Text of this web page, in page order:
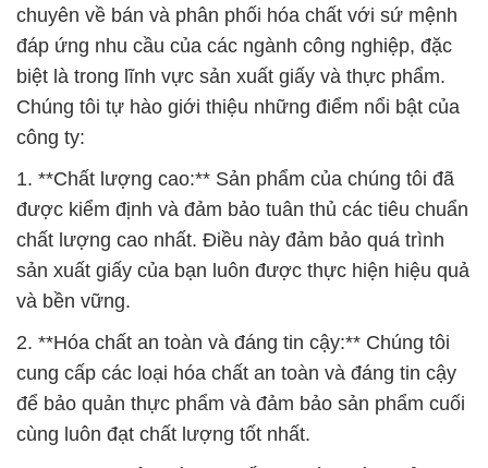
1. **Chất lượng cao:** Sản phẩm của chúng tôi đã
được kiểm định và đảm bảo tuân thủ các tiêu chuẩn
chất lượng cao nhất. Điều này đảm bảo quá trình
sản xuất giấy của bạn luôn được thực hiện hiệu quả
và bền vững.
2. **Hóa chất an toàn và đáng tin cậy:** Chúng tôi
cung cấp các loại hóa chất an toàn và đáng tin cậy
để bảo quản thực phẩm và đảm bảo sản phẩm cuối
cùng luôn đạt chất lượng tốt nhất.
3. **Kinh nghiệm và cam kết:** Khách hàng của
chúng tôi có thể hoàn toàn tin tưởng vào sự kinh
nghiệm và cam kết mạnh mẽ của chúng tôi đối với
việc cung cấp sản phẩm chất lượng.